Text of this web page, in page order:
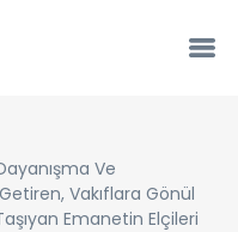
Ve
Vakıflara Gönül
Emanetin Elçileri